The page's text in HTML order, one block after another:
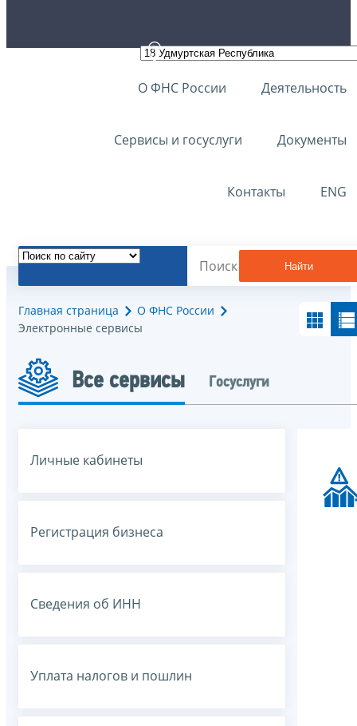
О ФНС России Деятельность
Сервисы и госуслуги Документы
Контакты ENG
Найти
Главная страница
О ФНС России
Электронные сервисы
Все сервисы Госуслуги
Личные кабинеты
Регистрация бизнеса
Сведения об ИНН
Уплата налогов и пошлин